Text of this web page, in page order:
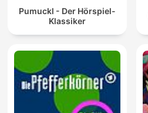
Pumuckl - Der Hörspiel-
Klassiker